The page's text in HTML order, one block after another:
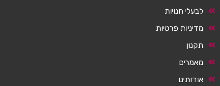
לבעלי חנויות
מדיניות פרטיות
תקנון
מאמרים
אודותינו